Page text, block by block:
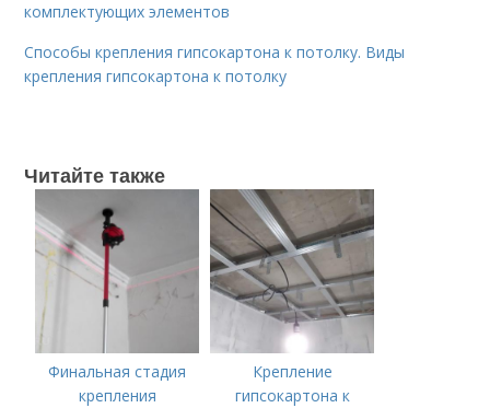
комплектующих элементов
Способы крепления гипсокартона к потолку. Виды
крепления гипсокартона к потолку
Читайте также
Финальная стадия
крепления
Крепление
гипсокартона к